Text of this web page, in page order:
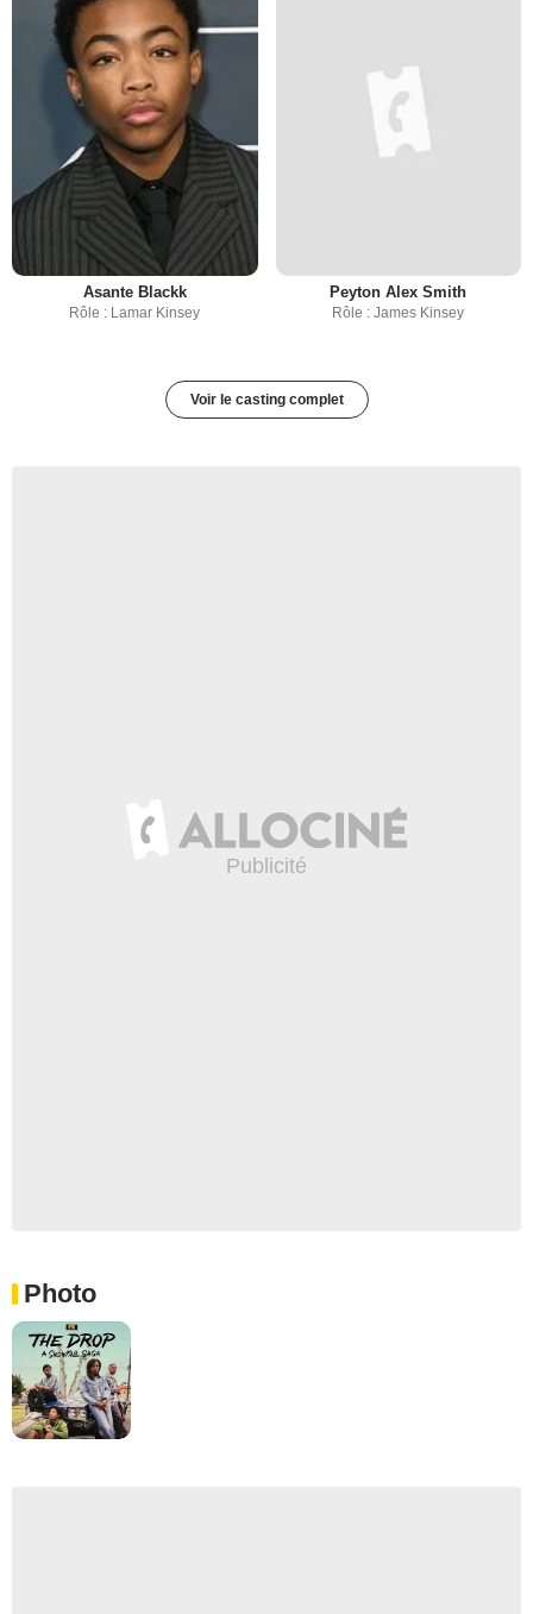
Asante Blackk
Rôle : Lamar Kinsey
Peyton Alex Smith
Rôle : James Kinsey
Voir le casting complet
Photo